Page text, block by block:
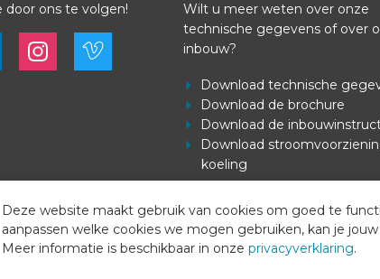
door ons te volgen!
op LinkedInBekijk ons op LinkedInBekijk ons op Vimeo
Wilt u meer weten over onze
technische gegevens of over
inbouw?
Download technische
Download de brochure
Download de
Download
koeling
Deze website maakt gebruik van cookies om goed te
aanpassen welke cookies we mogen gebruiken, kan je
Meer informatie is beschikbaar in onze privacyverklaring.